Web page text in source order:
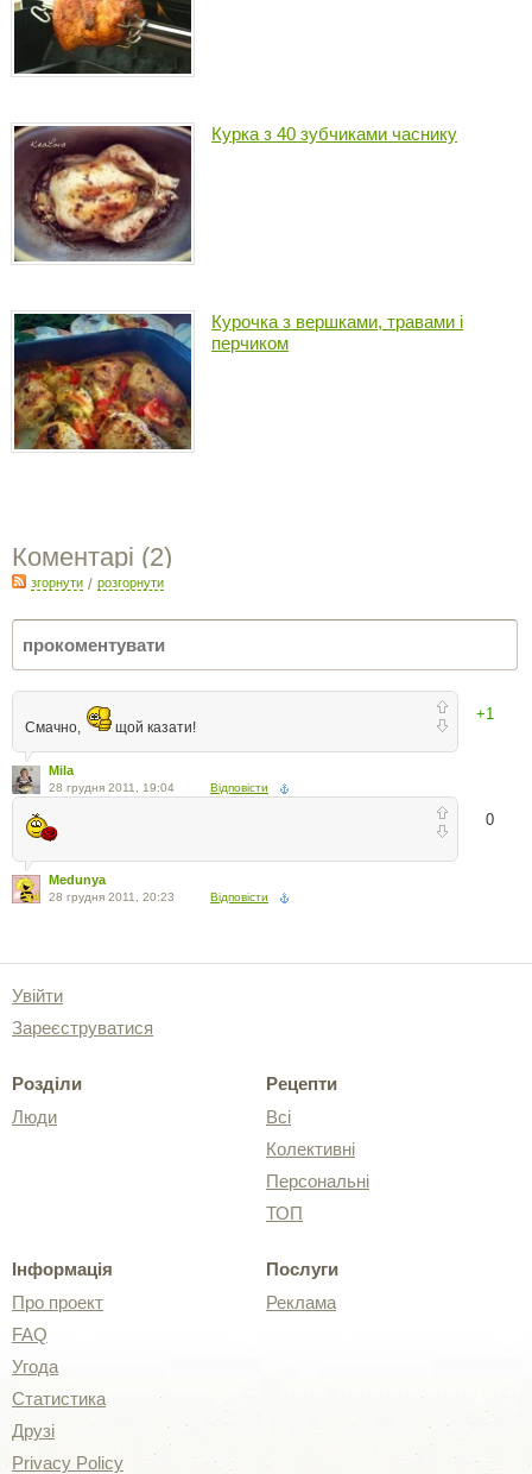
Курка з 40 зубчиками часнику
Курочка з вершками, травами і
перчиком
Коментарі (2)
згорнути / розгорнути
+1
Смачно, щой казати!
Mila
28 грудня 2011, 19:04 Відповісти
0
Medunya
28 грудня 2011, 20:23 Відповісти
Увійти
Зареєструватися
Розділи
Люди
Рецепти
Всі
Колективні
Персональні
ТОП
Інформація
Про проект
FAQ
Угода
Статистика
Друзі
Privacy Policy
Послуги
Реклама